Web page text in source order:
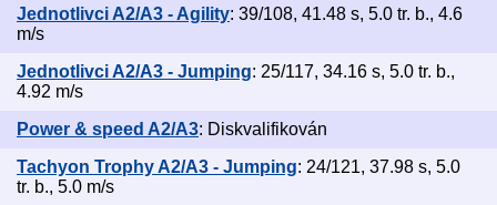
Jednotlivci A2/A3 - Agility: 39/108, 41.48 s, 5.0 tr. b., 4.6
m/s
Jednotlivci A2/A3 - Jumping: 25/117, 34.16 s, 5.0 tr. b.,
4.92 m/s
Power & speed A2/A3: Diskvalifikován
Tachyon Trophy A2/A3 - Jumping: 24/121, 37.98 s, 5.0
tr. b., 5.0 m/s